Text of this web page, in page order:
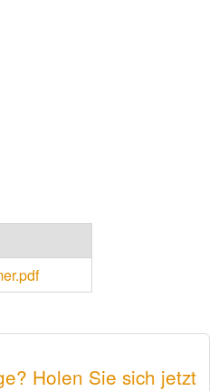
Holen Sie sich jetzt